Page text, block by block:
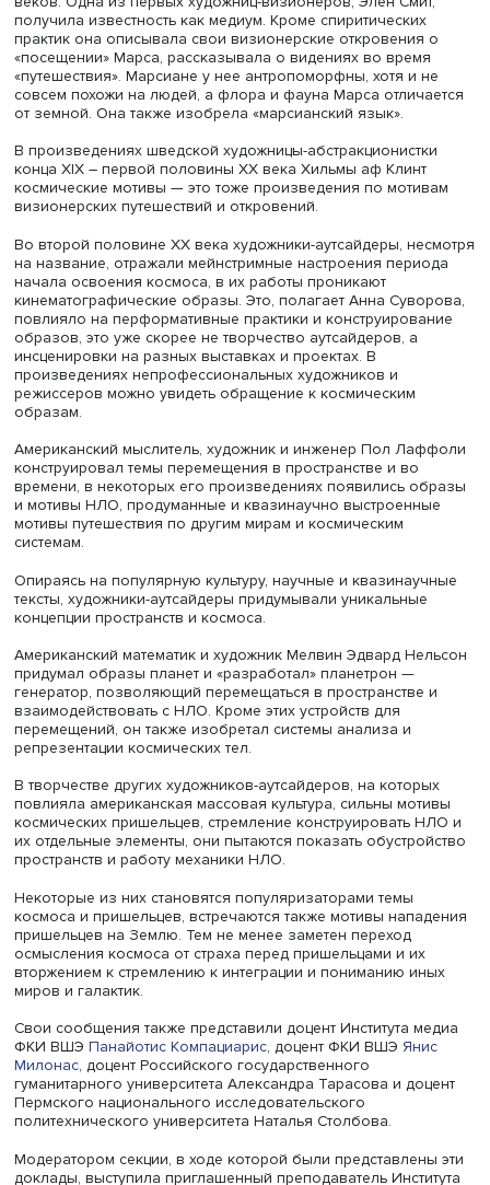
Фото: Михаил Дмитриев / Высшая школа экономики
Эти метафоры зоны как загадочного и отчасти
пространства стали популярными в русской литературе,
подытожила автор доклада.
Сообщение доцента РГПУ им. А.И. Герцена (Санкт-
языка Элен Смит до “Мира Дюны” Марка Полония»
посвящено отражению темы космоса в творчестве
непрофессиональных художников, художников-
художники начали осваивать тему космоса на рубеже
веков. Одна из первых художниц-визионеров, Элен
получила известность как медиум. Кроме спиритических
практик она описывала свои визионерские
«посещении» Марса, рассказывала о видениях во
совсем похожи на людей, а флора и фауна Марса
от земной. Она также изобрела «марсианский язык».
В произведениях шведской художницы-
космические мотивы — это тоже произведения по
визионерских путешествий и откровений.
Во второй половине XX века художники-аутсайдеры,
на название, отражали мейнстримные настроения
начала освоения космоса, в их работы проникают
кинематографические образы. Это, полагает Анна
повлияло на перформативные практики и
образов, это уже скорее не творчество аутсайдеров, а
инсценировки на разных выставках и проектах. В
произведениях непрофессиональных художников и
режиссеров можно увидеть обращение к космическим
образам.